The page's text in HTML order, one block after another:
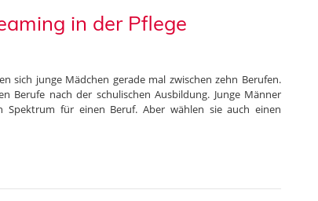
in der Pflege
sich junge Mädchen gerade mal zwischen zehn Berufen.
Berufe nach der schulischen Ausbildung. Junge Männer
Spektrum für einen Beruf. Aber wählen sie auch einen